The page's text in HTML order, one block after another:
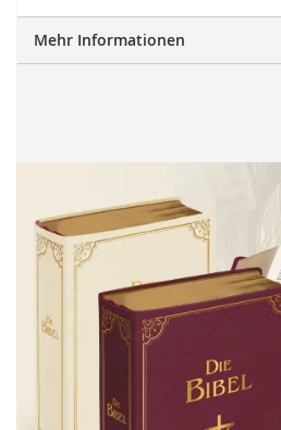
Mehr Informationen